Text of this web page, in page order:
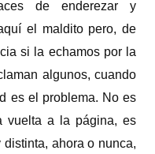
de enderezar y
el maldito pero, de
si la echamos por la
algunos, cuando
es el problema. No es
vuelta a la página, es
ahora o nunca,